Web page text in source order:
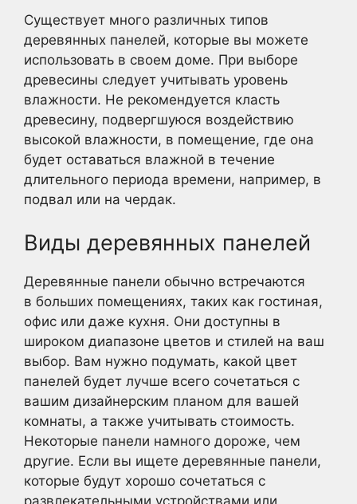
Существует много различных типов
деревянных панелей, которые вы можете
использовать в своем доме. При выборе
древесины следует учитывать уровень
влажности. Не рекомендуется класть
древесину, подвергшуюся воздействию
высокой влажности, в помещение, где она
будет оставаться влажной в течение
длительного периода времени, например, в
подвал или на чердак.
Виды деревянных панелей
Деревянные панели обычно встречаются
в больших помещениях, таких как гостиная,
офис или даже кухня. Они доступны в
широком диапазоне цветов и стилей на ваш
выбор. Вам нужно подумать, какой цвет
панелей будет лучше всего сочетаться с
вашим дизайнерским планом для вашей
комнаты, а также учитывать стоимость.
Некоторые панели намного дороже, чем
другие. Если вы ищете деревянные панели,
которые будут хорошо сочетаться с
развлекательными устройствами или